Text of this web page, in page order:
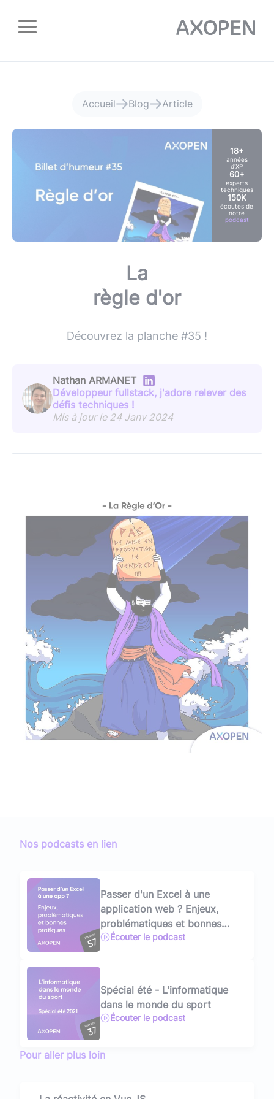
Accueil Blog Article
18+
années
d'XP
60+
experts
techniques
150K
écoutes de
notre
podcast
La
règle d'or
Découvrez la planche #35 !
Nathan ARMANET
Développeur fullstack, j'adore relever des
défis techniques !
Mis à jour le 24 Janv 2024
Nos podcasts en lien
Passer d'un Excel à une
application web ? Enjeux,
problématiques et bonnes
pratiques
Écouter le podcast
Spécial été - L'informatique
dans le monde du sport
Écouter le podcast
Pour aller plus loin